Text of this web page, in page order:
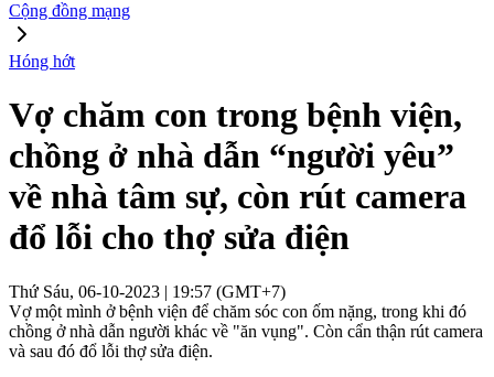
Cộng đồng mạng
Hóng hớt
Vợ chăm con trong bệnh viện,
chồng ở nhà dẫn “người yêu”
về nhà tâm sự, còn rút camera
đổ lỗi cho thợ sửa điện
Thứ Sáu, 06-10-2023 | 19:57 (GMT+7)
Vợ một mình ở bệnh viện để chăm sóc con ốm nặng, trong khi đó
chồng ở nhà dẫn người khác về "ăn vụng". Còn cẩn thận rút camera
và sau đó đổ lỗi thợ sửa điện.